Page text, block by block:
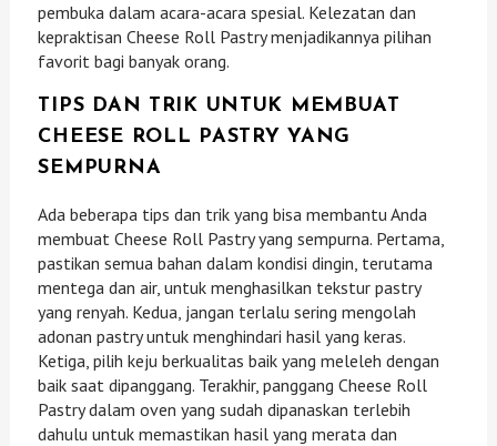
pembuka dalam acara-acara spesial. Kelezatan dan
kepraktisan Cheese Roll Pastry menjadikannya pilihan
favorit bagi banyak orang.
TIPS DAN TRIK UNTUK MEMBUAT
CHEESE ROLL PASTRY YANG
SEMPURNA
Ada beberapa tips dan trik yang bisa membantu Anda
membuat Cheese Roll Pastry yang sempurna. Pertama,
pastikan semua bahan dalam kondisi dingin, terutama
mentega dan air, untuk menghasilkan tekstur pastry
yang renyah. Kedua, jangan terlalu sering mengolah
adonan pastry untuk menghindari hasil yang keras.
Ketiga, pilih keju berkualitas baik yang meleleh dengan
baik saat dipanggang. Terakhir, panggang Cheese Roll
Pastry dalam oven yang sudah dipanaskan terlebih
dahulu untuk memastikan hasil yang merata dan